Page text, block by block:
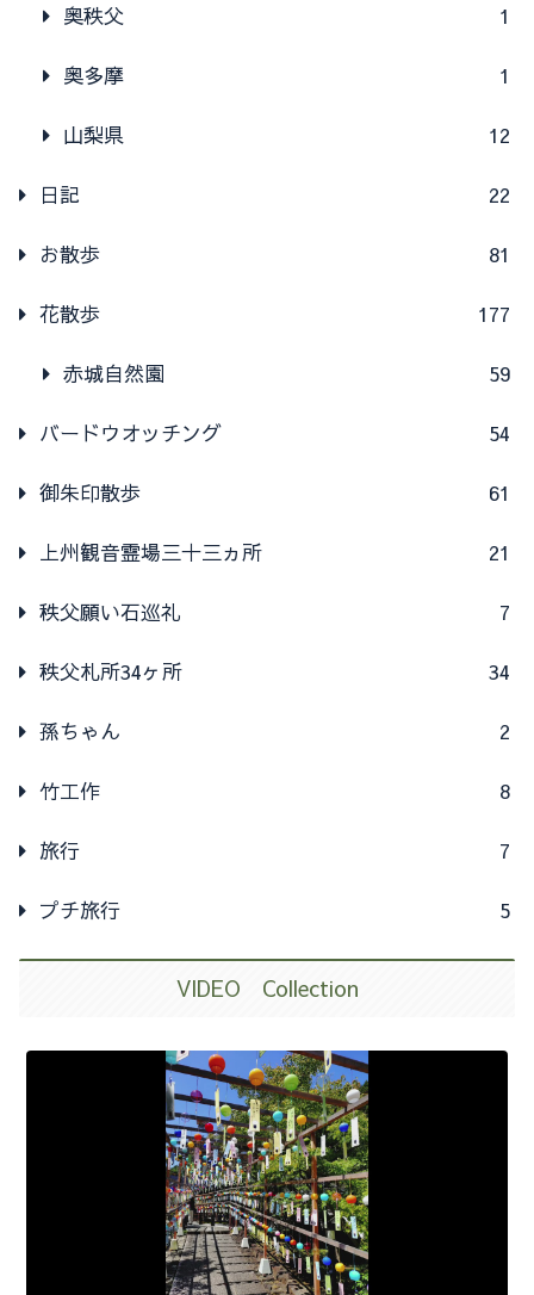
奥秩父 1
奥多摩 1
山梨県 12
日記 22
お散歩 81
花散歩 177
赤城自然園 59
バードウオッチング 54
御朱印散歩 61
上州観音霊場三十三ヵ所 21
秩父願い石巡礼 7
秩父札所34ヶ所 34
孫ちゃん 2
竹工作 8
旅行 7
プチ旅行 5
VIDEO Collection